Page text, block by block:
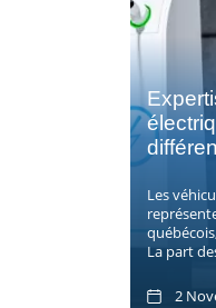
Les
La part
2